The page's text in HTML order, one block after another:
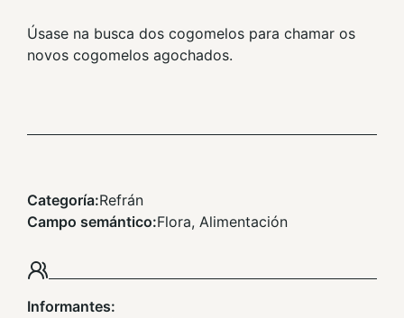
Úsase na busca dos cogomelos para chamar os
novos cogomelos agochados.
Categoría:Refrán
Campo semántico:Flora, Alimentación
Informantes: